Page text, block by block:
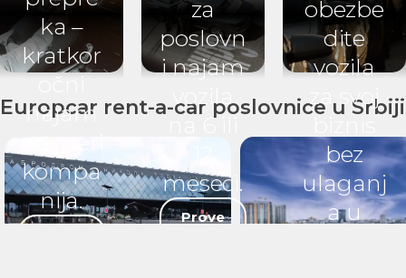
ka –
kratkor
očni
najam
kompa
nija.
za
poslovn
i najam
na 6 ili
meseci.
Prove
obezbe
dite
vozila
za svoj
bez
ulaganj
a u
Europcar rent-a-car poslovnice u Srbiji